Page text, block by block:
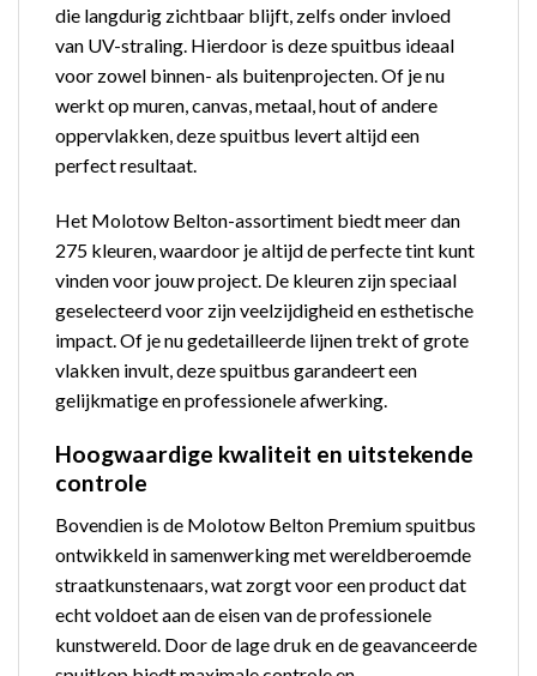
die langdurig zichtbaar blijft, zelfs onder invloed
van UV-straling. Hierdoor is deze spuitbus ideaal
voor zowel binnen- als buitenprojecten. Of je nu
werkt op muren, canvas, metaal, hout of andere
oppervlakken, deze spuitbus levert altijd een
perfect resultaat.
Het Molotow Belton-assortiment biedt meer dan
275 kleuren, waardoor je altijd de perfecte tint kunt
vinden voor jouw project. De kleuren zijn speciaal
geselecteerd voor zijn veelzijdigheid en esthetische
impact. Of je nu gedetailleerde lijnen trekt of grote
vlakken invult, deze spuitbus garandeert een
gelijkmatige en professionele afwerking.
Hoogwaardige kwaliteit en uitstekende
controle
Bovendien is de Molotow Belton Premium spuitbus
ontwikkeld in samenwerking met wereldberoemde
straatkunstenaars, wat zorgt voor een product dat
echt voldoet aan de eisen van de professionele
kunstwereld. Door de lage druk en de geavanceerde